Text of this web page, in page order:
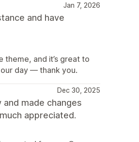
Jan 7, 2026
and have
and it’s great to
day — thank you.
Dec 30, 2025
made changes
appreciated.